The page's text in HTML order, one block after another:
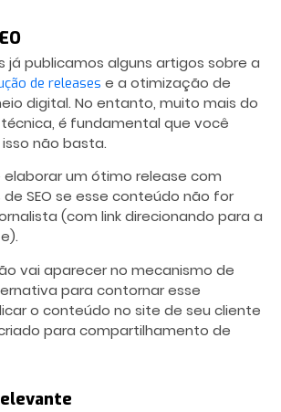
já publicamos alguns artigos sobre a
de releases e a otimização de
digital. No entanto, muito mais do
é fundamental que você
não basta.
um ótimo release com
SEO se esse conteúdo não for
(com link direcionando para a
vai aparecer no mecanismo de
para contornar esse
o conteúdo no site de seu cliente
para compartilhamento de